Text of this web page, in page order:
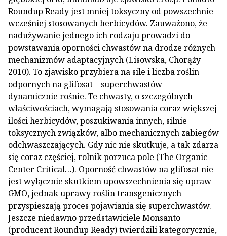
Roundup Ready jest mniej toksyczny od powszechnie
wcześniej stosowanych herbicydów. Zauważono, że
nadużywanie jednego ich rodzaju prowadzi do
powstawania oporności chwastów na drodze różnych
mechanizmów adaptacyjnych (Lisowska, Chorąży
2010). To zjawisko przybiera na sile i liczba roślin
odpornych na glifosat – superchwastów –
dynamicznie rośnie. Te chwasty, o szczególnych
właściwościach, wymagają stosowania coraz większej
ilości herbicydów, poszukiwania innych, silnie
toksycznych związków, albo mechanicznych zabiegów
odchwaszczających. Gdy nic nie skutkuje, a tak zdarza
się coraz częściej, rolnik porzuca pole (The Organic
Center Critical…). Oporność chwastów na glifosat nie
jest wyłącznie skutkiem upowszechnienia się upraw
GMO, jednak uprawy roślin transgenicznych
przyspieszają proces pojawiania się superchwastów.
Jeszcze niedawno przedstawiciele Monsanto
(producent Roundup Ready) twierdzili kategorycznie,